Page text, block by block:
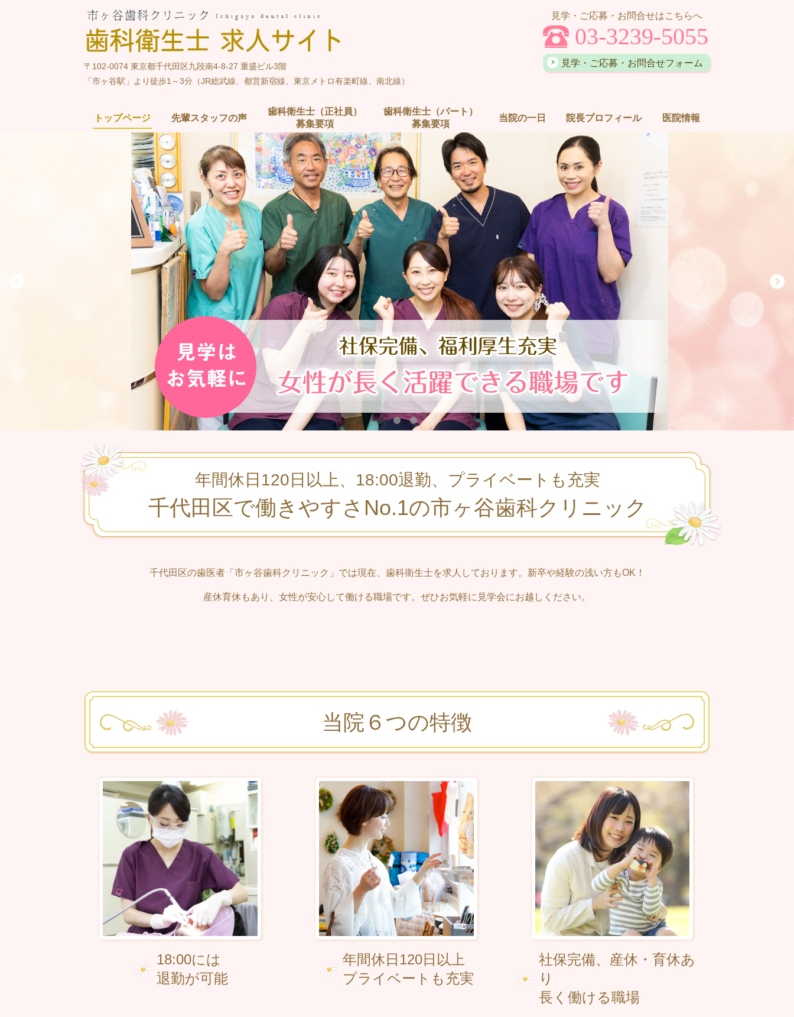
〒102-0074 東京都千代田区九段南4-8-27 重盛ビル3階
「市ヶ谷駅」より徒歩1～3分（JR総武線、都営新宿線、東京メトロ有楽町線、南北線）
見学・ご応募・お問合せはこちらへ
03-3239-5055
見学・ご応募・お問合せフォーム
トップページ 先輩スタッフの声
歯科衛生士（正社員）
募集要項
歯科衛生士（パート）
募集要項
当院の一日 院長プロフィール 医院情報
年間休日120日以上、18:00退勤、プライベートも充実
千代田区で働きやすさNo.1の市ヶ谷歯科クリニック
千代田区の歯医者「市ヶ谷歯科クリニック」では現在、歯科衛生士を求人しております。新卒や経験の浅い方もOK！
産休育休もあり、女性が安心して働ける職場です。ぜひお気軽に見学会にお越しください。
当院６つの特徴
18:00には
退勤が可能
年間休日120日以上
プライベートも充実
社保完備、産休・育休あ
り
長く働ける職場